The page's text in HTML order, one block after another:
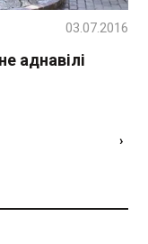
аднавілі
03.07.2016
›